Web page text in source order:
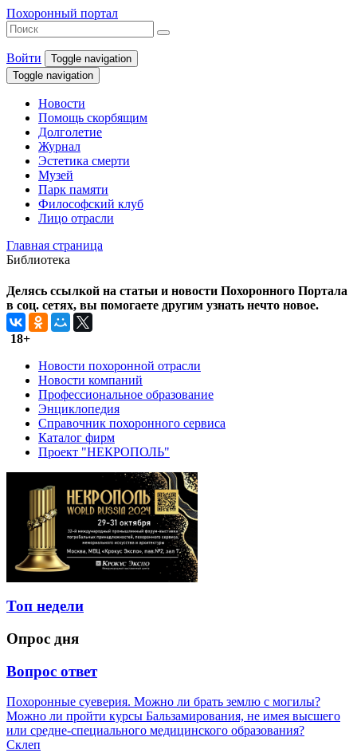
Похоронный портал
Войти
Toggle navigation
Toggle navigation
Новости
Помощь скорбящим
Долголетие
Журнал
Эстетика смерти
Музей
Парк памяти
Философский клуб
Лицо отрасли
Главная страница
Библиотека
Делясь ссылкой на статьи и новости Похоронного Портала
в соц. сетях, вы помогаете другим узнать нечто новое.
18+
Новости похоронной отрасли
Новости компаний
Профессиональное образование
Энциклопедия
Справочник похоронного сервиса
Каталог фирм
Проект "НЕКРОПОЛЬ"
Топ недели
Опрос дня
Вопрос ответ
Похоронные суеверия. Можно ли брать землю с могилы?
Можно ли пройти курсы Бальзамирования, не имея высшего
или средне-специального медицинского образования?
Склеп